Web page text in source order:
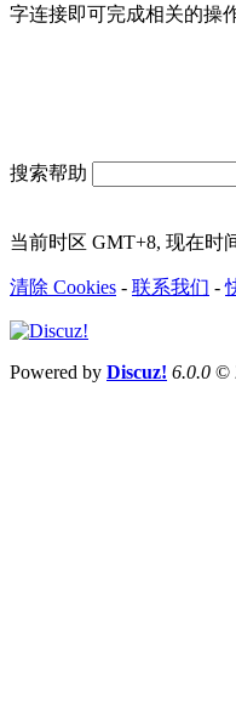
字连接即可完成相关的操作
搜索帮助
当前时区 GMT+8, 现在时
清除 Cookies - 联系我们 -
Powered by Discuz! 6.0.0 ©